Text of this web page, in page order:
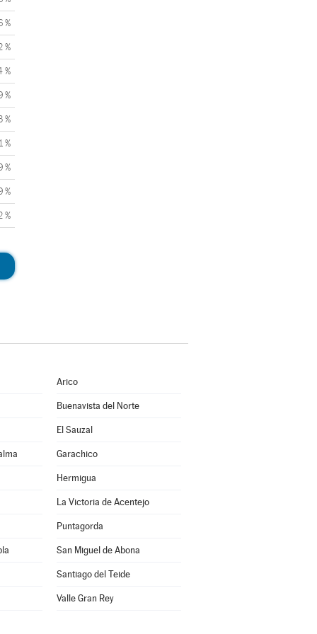
%
%
%
%
%
%
%
%
%
Arico
Buenavista del Norte
El Sauzal
Garachico
Hermigua
La Victoria de Acentejo
Puntagorda
San Miguel de Abona
Santiago del Teide
Valle Gran Rey